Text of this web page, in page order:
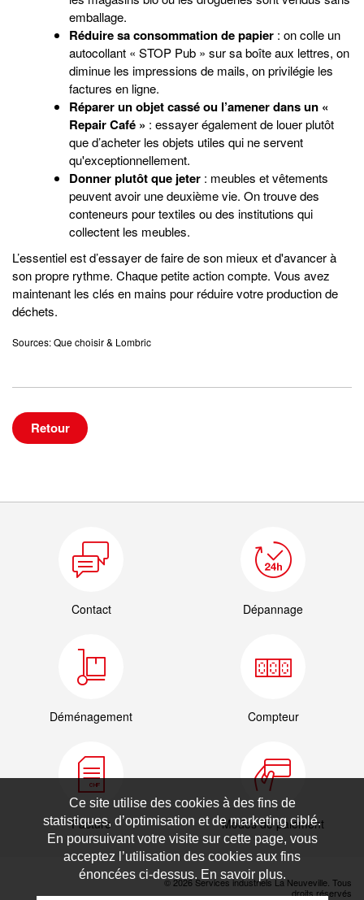
emballage.
Réduire sa consommation de papier : on colle un
autocollant « STOP Pub » sur sa boîte aux lettres, on
diminue les impressions de mails, on privilégie les
factures en ligne.
Réparer un objet cassé ou l’amener dans un «
Repair Café » : essayer également de louer plutôt
que d’acheter les objets utiles qui ne servent
qu'exceptionnellement.
Donner plutôt que jeter : meubles et vêtements
peuvent avoir une deuxième vie. On trouve des
conteneurs pour textiles ou des institutions qui
collectent les meubles.
L’essentiel est d’essayer de faire de son mieux et d'avancer à
son propre rythme. Chaque petite action compte. Vous avez
maintenant les clés en mains pour réduire votre production de
déchets.
Sources: Que choisir & Lombric
Retour
Contact Dépannage
Déménagement Compteur
Facture Modes de paiement
© 2026 Services industriels La Neuveville. Tous
droits réservés
Ce site utilise des cookies à des fins de
statistiques, d’optimisation et de marketing ciblé.
En poursuivant votre visite sur cette page, vous
acceptez l’utilisation des cookies aux fins
énoncées ci-dessus. En savoir plus.